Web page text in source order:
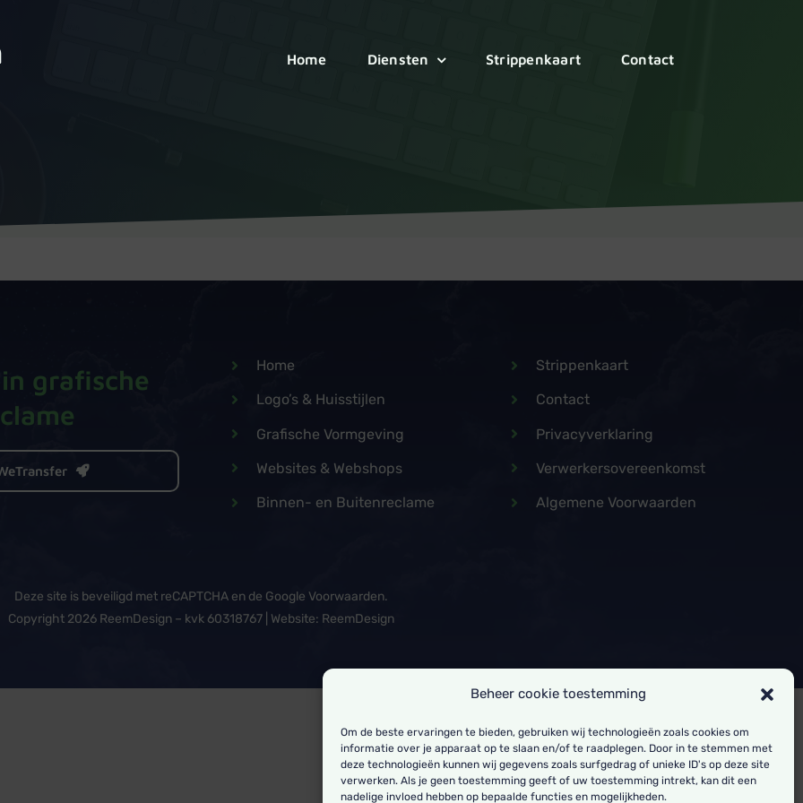
Beheer cookie toestemming
Om de beste ervaringen te bieden, gebruiken wij technologieën zoals cookies om
informatie over je apparaat op te slaan en/of te raadplegen. Door in te stemmen met
deze technologieën kunnen wij gegevens zoals surfgedrag of unieke ID's op deze site
verwerken. Als je geen toestemming geeft of uw toestemming intrekt, kan dit een
nadelige invloed hebben op bepaalde functies en mogelijkheden.
Home Diensten Strippenkaart Contact
grafische
Home
Logo’s & Huisstijlen
Grafische Vormgeving
Websites & Webshops
Binnen- en Buitenreclame
Strippenkaart
Contact
Privacyverklaring
Verwerkersovereenkomst
Algemene Voorwaarden
Deze site is beveiligd met reCAPTCHA en de Google Voorwaarden.
Copyright 2026 ReemDesign – kvk 60318767 | Website: ReemDesign